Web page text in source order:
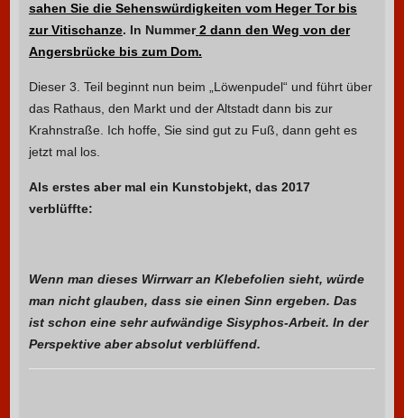
sahen Sie die Sehenswürdigkeiten vom Heger Tor bis
zur Vitischanze. In Nummer2 dann den Weg von der
Angersbrücke bis zum Dom.
Dieser 3. Teil beginnt nun beim „Löwenpudel“ und führt über
das Rathaus, den Markt und der Altstadt dann bis zur
Krahnstraße. Ich hoffe, Sie sind gut zu Fuß, dann geht es
jetzt mal los.
Als erstes aber mal ein Kunstobjekt, das 2017
verblüffte:
Wenn man dieses Wirrwarr an Klebefolien sieht, würde
man nicht glauben, dass sie einen Sinn ergeben. Das
ist schon eine sehr aufwändige Sisyphos-Arbeit. In der
Perspektive aber absolut verblüffend.